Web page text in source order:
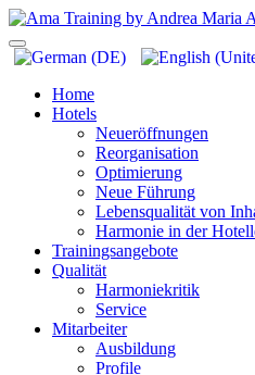
Home
Hotels
Neueröffnungen
Reorganisation
Optimierung
Neue Führung
Lebensqualität von
Harmonie in der
Trainingsangebote
Qualität
Harmoniekritik
Service
Mitarbeiter
Ausbildung
Profile